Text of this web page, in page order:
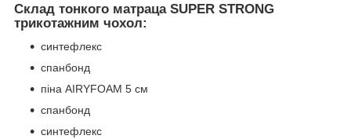
Склад тонкого матраца SUPER STRONG
трикотажним чохол:
синтефлекс
спанбонд
піна AIRYFOAM 5 см
спанбонд
синтефлекс